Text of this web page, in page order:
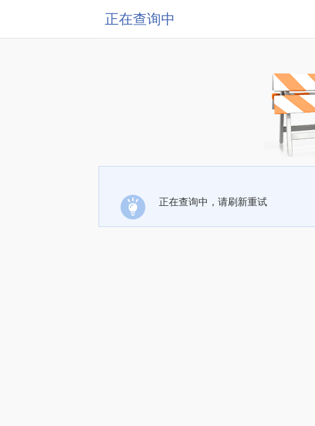
正在查询中
正在查询中，请刷新重试